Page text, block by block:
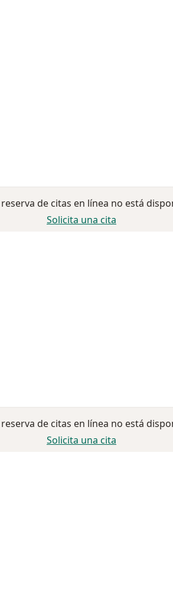
reserva de citas en línea no está
Solicita una cita
reserva de citas en línea no está
Solicita una cita